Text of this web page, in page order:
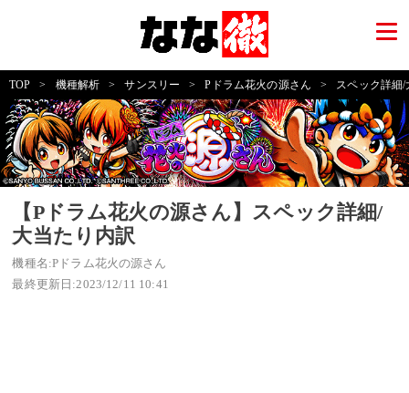
TOP > 機種解析 > サンスリー > Pドラム花火の源さん > スペック詳細
【Pドラム花火の源さん】スペック詳細/
大当たり内訳
機種名:Pドラム花火の源さん
最終更新日:2023/12/11 10:41